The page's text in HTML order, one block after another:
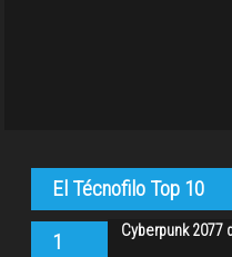
El Técnofilo Top 10
1 Cyberpunk 2077